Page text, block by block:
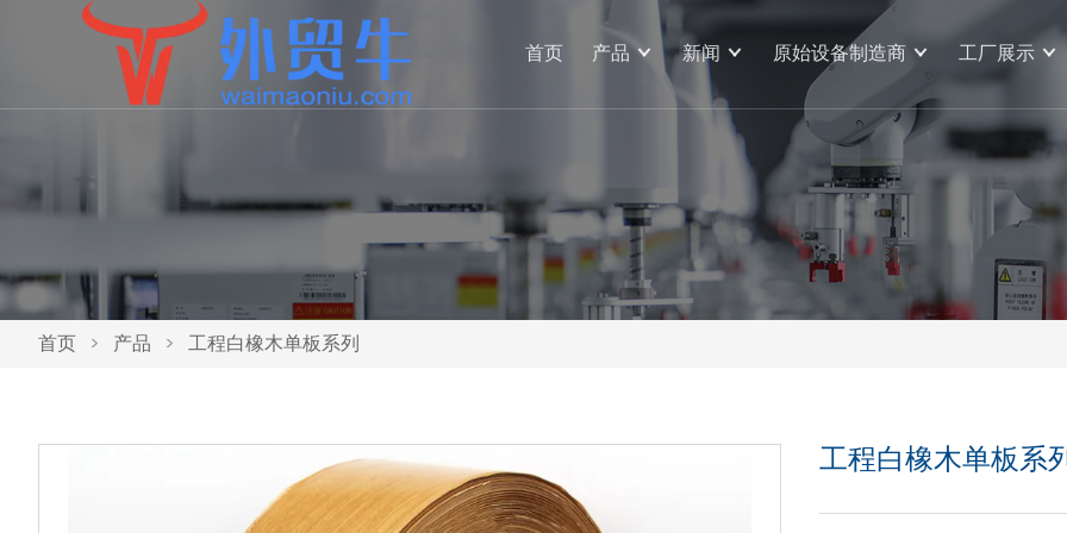
首页 产品 新闻 原始设备制造商 工厂展示
首页 > 产品 > 工程白橡木单板系列
工程白橡木单板系